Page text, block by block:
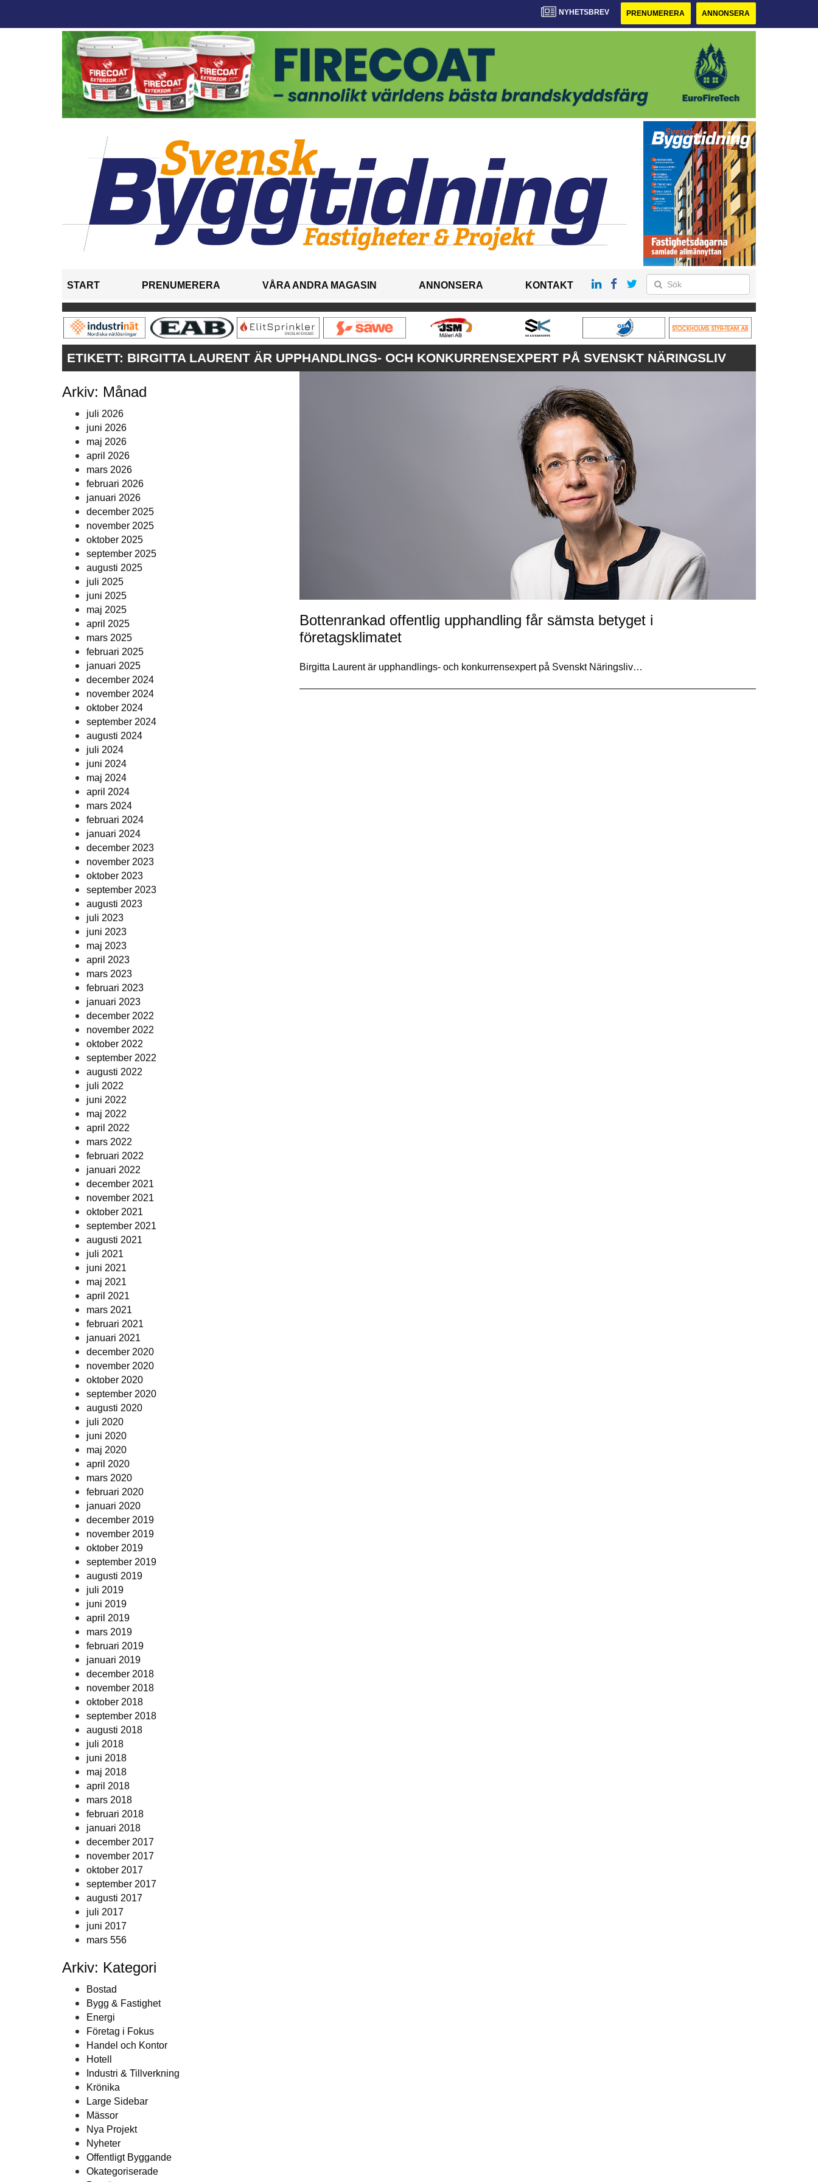
NYHETSBREV PRENUMERERA ANNONSERA
START PRENUMERERA VÅRA ANDRA MAGASIN ANNONSERA KONTAKT
ETIKETT: BIRGITTA LAURENT ÄR UPPHANDLINGS- OCH KONKURRENSEXPERT PÅ SVENSKT NÄRINGSLIV
Arkiv: Månad
juli 2026
juni 2026
maj 2026
april 2026
mars 2026
februari 2026
januari 2026
december 2025
november 2025
oktober 2025
september 2025
augusti 2025
juli 2025
juni 2025
maj 2025
april 2025
mars 2025
februari 2025
januari 2025
december 2024
november 2024
oktober 2024
september 2024
augusti 2024
juli 2024
juni 2024
maj 2024
april 2024
mars 2024
februari 2024
januari 2024
december 2023
november 2023
oktober 2023
september 2023
augusti 2023
juli 2023
juni 2023
maj 2023
april 2023
mars 2023
februari 2023
januari 2023
december 2022
november 2022
oktober 2022
september 2022
augusti 2022
juli 2022
juni 2022
maj 2022
april 2022
mars 2022
februari 2022
januari 2022
december 2021
november 2021
oktober 2021
september 2021
augusti 2021
juli 2021
juni 2021
maj 2021
april 2021
mars 2021
februari 2021
januari 2021
december 2020
november 2020
oktober 2020
september 2020
augusti 2020
juli 2020
juni 2020
maj 2020
april 2020
mars 2020
februari 2020
januari 2020
december 2019
november 2019
oktober 2019
september 2019
augusti 2019
juli 2019
juni 2019
april 2019
mars 2019
februari 2019
januari 2019
december 2018
november 2018
oktober 2018
september 2018
augusti 2018
juli 2018
juni 2018
maj 2018
april 2018
mars 2018
februari 2018
januari 2018
december 2017
november 2017
oktober 2017
september 2017
augusti 2017
juli 2017
juni 2017
mars 556
Arkiv: Kategori
Bostad
Bygg & Fastighet
Energi
Företag i Fokus
Handel och Kontor
Hotell
Industri & Tillverkning
Krönika
Large Sidebar
Mässor
Nya Projekt
Nyheter
Offentligt Byggande
Okategoriserade
Bottenrankad offentlig upphandling får sämsta betyget i
företagsklimatet
Birgitta Laurent är upphandlings- och konkurrensexpert på Svenskt Näringsliv…